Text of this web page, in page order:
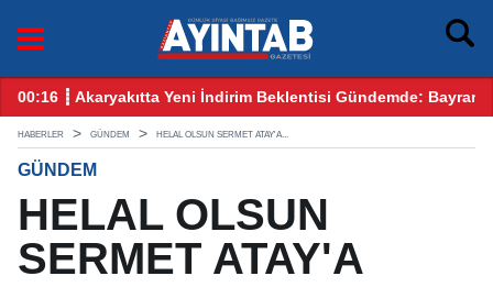
Bayram Öncesi Gözler Benzin ve Motorinde
12:25 ┋ CHP Gaziantep Karıştı: Ankara’dan Gelen
HABERLER GÜNDEM HELAL OLSUN SERMET ATAY'A...
GÜNDEM
HELAL OLSUN
SERMET ATAY'A